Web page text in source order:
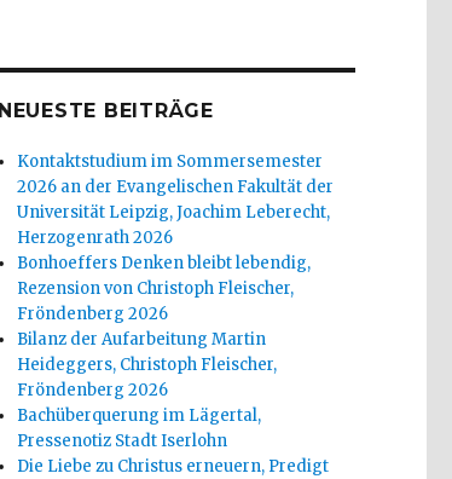
NEUESTE BEITRÄGE
Kontaktstudium im Sommersemester
2026 an der Evangelischen Fakultät der
Universität Leipzig, Joachim Leberecht,
Herzogenrath 2026
Bonhoeffers Denken bleibt lebendig,
Rezension von Christoph Fleischer,
Fröndenberg 2026
Bilanz der Aufarbeitung Martin
Heideggers, Christoph Fleischer,
Fröndenberg 2026
Bachüberquerung im Lägertal,
Pressenotiz Stadt Iserlohn
Die Liebe zu Christus erneuern, Predigt